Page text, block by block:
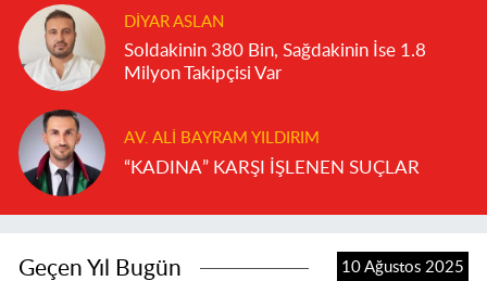
DIYAR ASLAN
Soldakinin 380 Bin, Sağdakinin İse 1.8
Milyon Takipçisi Var
AV. ALI BAYRAM YILDIRIM
“KADINA” KARŞI İŞLENEN SUÇLAR
Geçen Yıl Bugün 10 Ağustos 2025